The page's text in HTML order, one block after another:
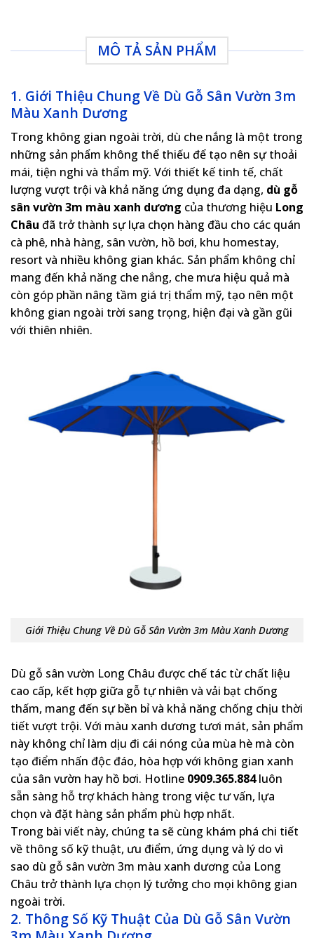
MÔ TẢ SẢN PHẨM
1. Giới Thiệu Chung Về Dù Gỗ Sân Vườn 3m
Màu Xanh Dương
Trong không gian ngoài trời, dù che nắng là một trong
những sản phẩm không thể thiếu để tạo nên sự thoải
mái, tiện nghi và thẩm mỹ. Với thiết kế tinh tế, chất
lượng vượt trội và khả năng ứng dụng đa dạng, dù gỗ
sân vườn 3m màu xanh dương của thương hiệu Long
Châu đã trở thành sự lựa chọn hàng đầu cho các quán
cà phê, nhà hàng, sân vườn, hồ bơi, khu homestay,
resort và nhiều không gian khác. Sản phẩm không chỉ
mang đến khả năng che nắng, che mưa hiệu quả mà
còn góp phần nâng tầm giá trị thẩm mỹ, tạo nên một
không gian ngoài trời sang trọng, hiện đại và gần gũi
với thiên nhiên.
Giới Thiệu Chung Về Dù Gỗ Sân Vườn 3m Màu Xanh Dương
Dù gỗ sân vườn Long Châu được chế tác từ chất liệu
cao cấp, kết hợp giữa gỗ tự nhiên và vải bạt chống
thấm, mang đến sự bền bỉ và khả năng chống chịu thời
tiết vượt trội. Với màu xanh dương tươi mát, sản phẩm
này không chỉ làm dịu đi cái nóng của mùa hè mà còn
tạo điểm nhấn độc đáo, hòa hợp với không gian xanh
của sân vườn hay hồ bơi. Hotline 0909.365.884luôn
sẵn sàng hỗ trợ khách hàng trong việc tư vấn, lựa
chọn và đặt hàng sản phẩm phù hợp nhất.
Trong bài viết này, chúng ta sẽ cùng khám phá chi tiết
về thông số kỹ thuật, ưu điểm, ứng dụng và lý do vì
sao dù gỗ sân vườn 3m màu xanh dương của Long
Châu trở thành lựa chọn lý tưởng cho mọi không gian
ngoài trời.
2. Thông Số Kỹ Thuật Của Dù Gỗ Sân Vườn